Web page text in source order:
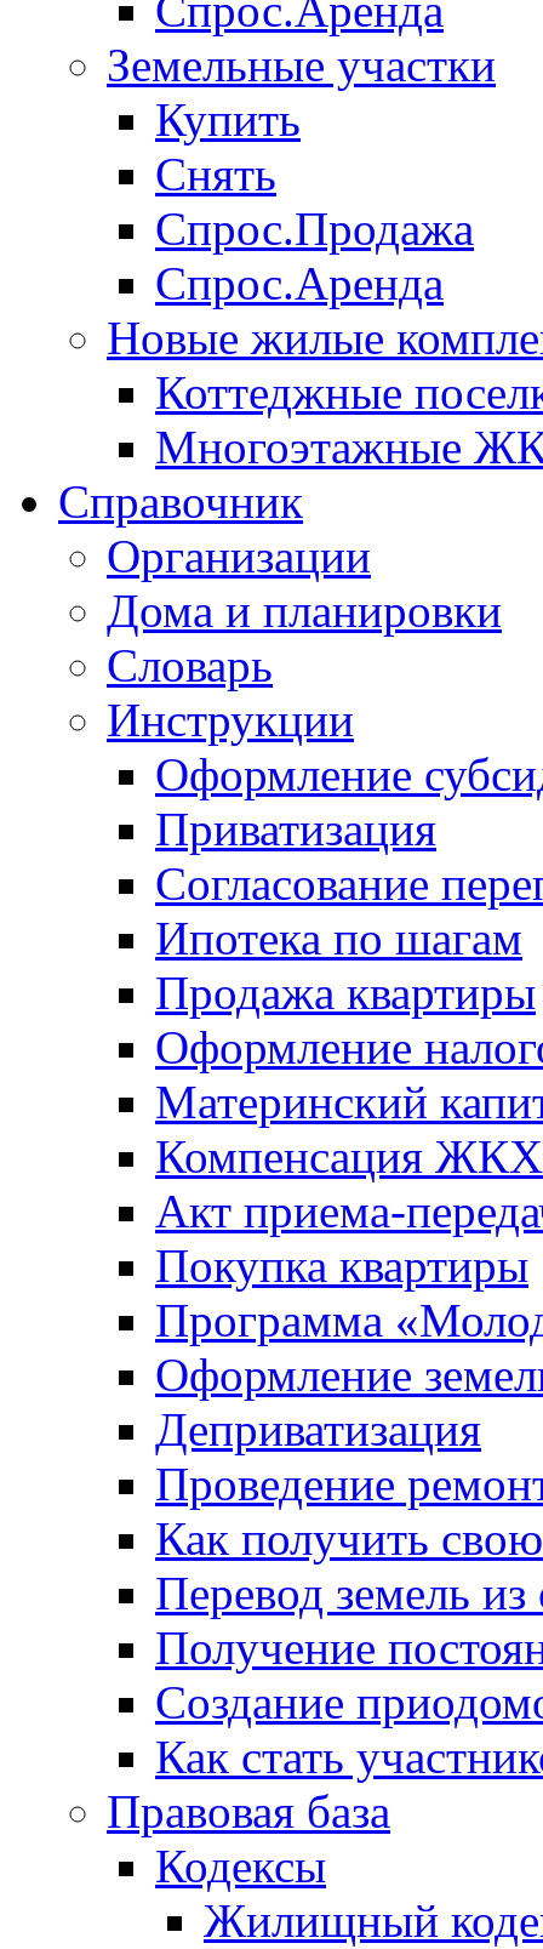
Спрос.Аренда
Земельные участки
Купить
Снять
Спрос.Продажа
Спрос.Аренда
Новые жилые
Коттеджные
Многоэтажные
Справочник
Организации
Дома и планировки
Словарь
Инструкции
Оформление
Приватизация
Согласование
Ипотека по шагам
Продажа квартиры
Оформление
Материнский
Компенсация ЖКХ
Акт приема-
Покупка квартиры
Программа
Оформление
Деприватизация
Проведение
Как получить
Перевод земель
Получение
Создание
Как стать
Правовая база
Кодексы
Жилищный